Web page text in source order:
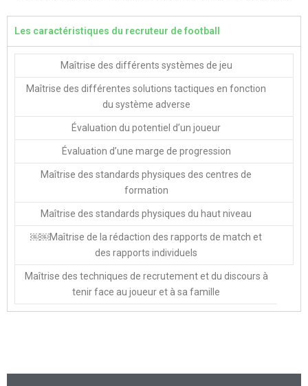
Les caractéristiques du recruteur de football
Maîtrise des différents systèmes de jeu
Maîtrise des différentes solutions tactiques en fonction
du système adverse
Évaluation du potentiel d’un joueur
Évaluation d’une marge de progression
Maîtrise des standards physiques des centres de
formation
Maîtrise des standards physiques du haut niveau
￼￼Maîtrise de la rédaction des rapports de match et
des rapports individuels
Maîtrise des techniques de recrutement et du discours à
tenir face au joueur et à sa famille